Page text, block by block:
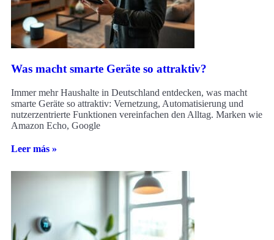
Was macht smarte Geräte so attraktiv?
Immer mehr Haushalte in Deutschland entdecken, was macht
smarte Geräte so attraktiv: Vernetzung, Automatisierung und
nutzerzentrierte Funktionen vereinfachen den Alltag. Marken wie
Amazon Echo, Google
Leer más »